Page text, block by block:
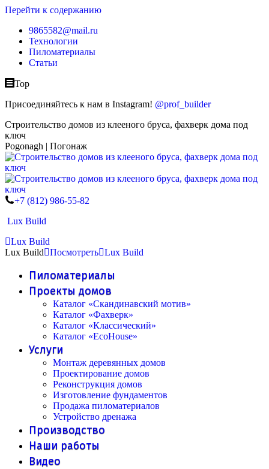
Перейти к содержанию
9865582@mail.ru
Технологии
Пиломатериалы
Статьи
Top
Присоединяйтесь к нам в Instagram! @prof_builder
Строительство домов из клееного бруса, фахверк дома под
ключ
Pogonagh | Погонаж
+7 (812) 986-55-82
Lux Build
Lux Build
Lux Build
Посмотреть Lux Build
Пиломатериалы
Проекты домов
Каталог «Скандинавский мотив»
Каталог «Фахверк»
Каталог «Классический»
Каталог «EcoHouse»
Услуги
Монтаж деревянных домов
Проектирование домов
Реконструкция домов
Изготовление фундаментов
Продажа пиломатериалов
Устройство дренажа
Производство
Наши работы
Видео